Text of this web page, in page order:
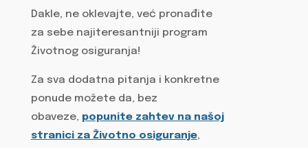
Dakle, ne oklevajte, već pronađite
za sebe najiteresantniji program
Životnog osiguranja!
Za sva dodatna pitanja i konkretne
ponude možete da, bez
obaveze, popunite zahtev na našoj
stranici za Životno osiguranje,